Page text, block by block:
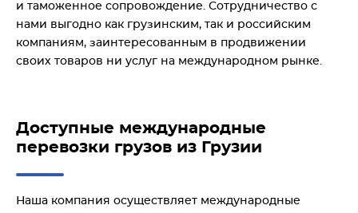
и таможенное сопровождение. Сотрудничество с
нами выгодно как грузинским, так и российским
компаниям, заинтересованным в продвижении
своих товаров ни услуг на международном рынке.
Доступные международные
перевозки грузов из Грузии
Наша компания осуществляет международные